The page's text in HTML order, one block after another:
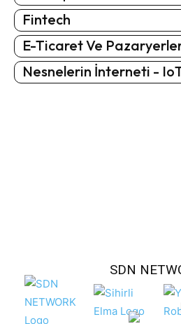
Fintech
E-Ticaret Ve
Nesnelerin İnterneti -
SDN